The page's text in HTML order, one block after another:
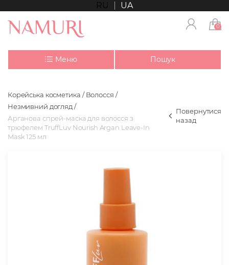
RU UA
0
Меню Пошук
Корейська косметика
Волосся
Незмивний догляд
Арганова спрей-маска для волосся з
трюфелем TruffLuv Nourish Argan Leave-In
Mask 125 мл
Повернутися
назад